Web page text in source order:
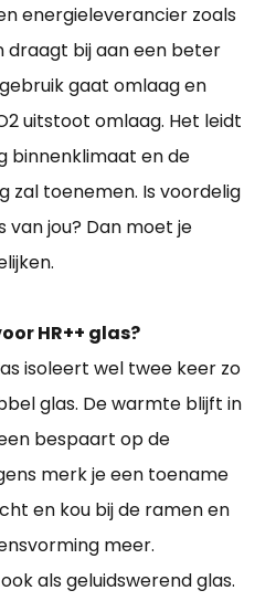
energieleverancier zoals
draagt bij aan een beter
gaat omlaag en
uitstoot omlaag. Het leidt
binnenklimaat en de
zal toenemen. Is voordelig
van jou? Dan moet je
HR++ glas?
isoleert wel twee keer zo
glas. De warmte blijft in
bespaart op de
merk je een toename
en kou bij de ramen en
meer.
als geluidswerend glas.